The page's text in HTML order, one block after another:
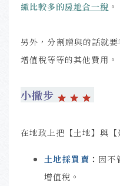
繳比較多的房地合一稅 。
另外，分割贈與的話就
增值稅等等的其他費用。
小撇步
在地政上把【土地】與【
土地採買賣 ： 因不
增值稅。